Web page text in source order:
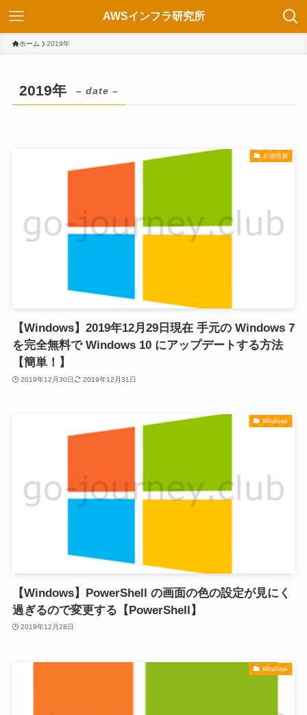
AWSインフラ研究所
ホーム 2019年
2019年 – date –
お得情報
【Windows】2019年12月29日現在 手元の Windows 7
を完全無料で Windows 10 にアップデートする方法
【簡単！】
2019年12月30日 2019年12月31日
Windows
【Windows】PowerShell の画面の色の設定が見にく
過ぎるので変更する【PowerShell】
2019年12月28日
Windows